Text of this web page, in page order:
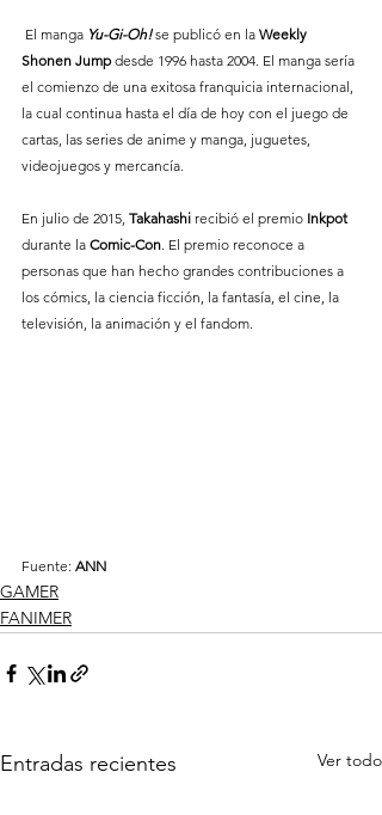
El manga Yu-Gi-Oh! se publicó en la Weekly
Shonen Jump desde 1996 hasta 2004. El manga sería
el comienzo de una exitosa franquicia internacional,
la cual continua hasta el día de hoy con el juego de
cartas, las series de anime y manga, juguetes,
videojuegos y mercancía.
En julio de 2015, Takahashi recibió el premio Inkpot
durante la Comic-Con . El premio reconoce a
personas que han hecho grandes contribuciones a
los cómics, la ciencia ficción, la fantasía, el cine, la
televisión, la animación y el fandom.
Fuente: ANN
GAMER
FANIMER
Entradas recientes Ver todo